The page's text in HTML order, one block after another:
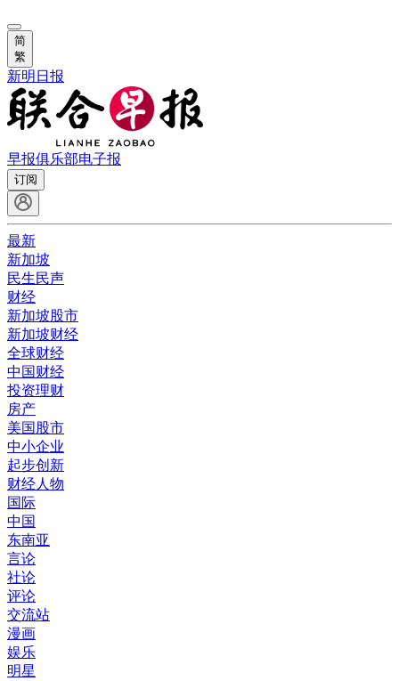
简
繁
新明日报
早报俱乐部电子报
订阅
最新
新加坡
民生民声
财经
新加坡股市
新加坡财经
全球财经
中国财经
投资理财
房产
美国股市
中小企业
起步创新
财经人物
国际
中国
东南亚
言论
社论
评论
交流站
漫画
娱乐
明星